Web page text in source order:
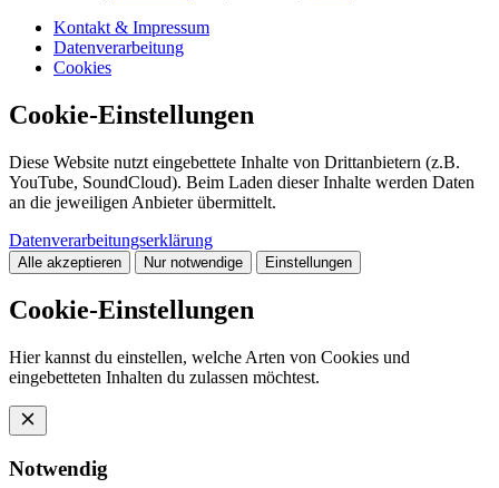
Kontakt & Impressum
Datenverarbeitung
Cookies
Cookie-Einstellungen
Diese Website nutzt eingebettete Inhalte von Drittanbietern (z.B.
YouTube, SoundCloud). Beim Laden dieser Inhalte werden Daten
an die jeweiligen Anbieter übermittelt.
Datenverarbeitungserklärung
Alle akzeptieren Nur notwendige Einstellungen
Cookie-Einstellungen
Hier kannst du einstellen, welche Arten von Cookies und
eingebetteten Inhalten du zulassen möchtest.
Notwendig